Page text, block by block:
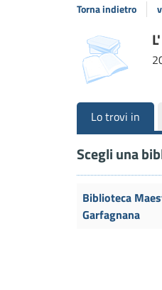
Torna indietro
del
copertina
Lo trovi in
Scegli una
Biblioteca
Garfagnana